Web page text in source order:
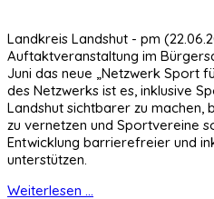
Landkreis Landshut - pm
Auftaktveranstaltung im
Juni das neue „Netzwerk Sport
des Netzwerks ist es, inklusive
Landshut sichtbarer zu
zu vernetzen und Sportvereine
Entwicklung barrierefreier und
unterstützen.
Weiterlesen ...